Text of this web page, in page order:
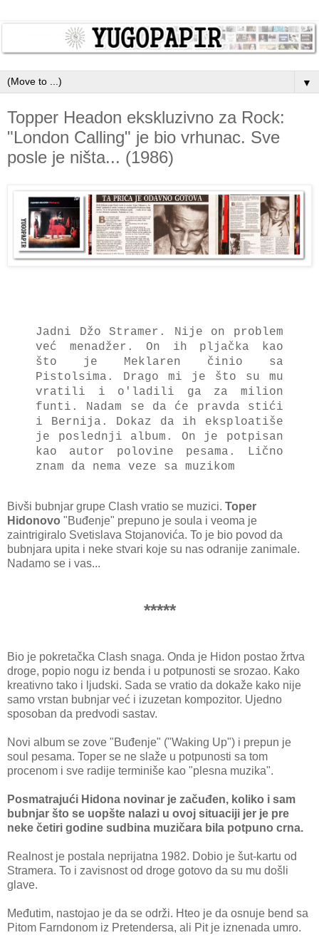
▼
Topper Headon ekskluzivno za Rock:
"London Calling" je bio vrhunac. Sve
posle je ništa... (1986)
Jadni Džo Stramer. Nije on problem
već menadžer. On ih pljačka kao
što je Meklaren činio sa
Pistolsima. Drago mi je što su mu
vratili i o'ladili ga za milion
funti. Nadam se da će pravda stići
i Bernija. Dokaz da ih eksploatiše
je poslednji album. On je potpisan
kao autor polovine pesama. Lično
znam da nema veze sa muzikom
Bivši bubnjar grupe Clash vratio se muzici. Toper
Hidonovo "Buđenje" prepuno je soula i veoma je
zaintrigiralo Svetislava Stojanovića. To je bio povod da
bubnjara upita i neke stvari koje su nas odranije zanimale.
Nadamo se i vas...
*****
Bio je pokretačka Clash snaga. Onda je Hidon postao žrtva
droge, popio nogu iz benda i u potpunosti se srozao. Kako
kreativno tako i ljudski. Sada se vratio da dokaže kako nije
samo vrstan bubnjar već i izuzetan kompozitor. Ujedno
sposoban da predvodi sastav.
Novi album se zove "Buđenje" ("Waking Up") i prepun je
soul pesama. Toper se ne slaže u potpunosti sa tom
procenom i sve radije terminiše kao "plesna muzika".
Posmatrajući Hidona novinar je začuđen, koliko i sam
bubnjar što se uopšte nalazi u ovoj situaciji jer je pre
neke četiri godine sudbina muzičara bila potpuno crna.
Realnost je postala neprijatna 1982. Dobio je šut-kartu od
Stramera. To i zavisnost od droge gotovo da su mu došli
glave.
Međutim, nastojao je da se održi. Hteo je da osnuje bend sa
Pitom Farndonom iz Pretendersa, ali Pit je iznenada umro.